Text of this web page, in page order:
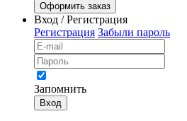
Оформить заказ
Вход / Регистрация
Регистрация Забыли пароль
Запомнить
Вход